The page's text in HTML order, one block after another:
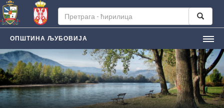
ОПШТИНА ЉУБОВИЈА
НАСЛОВНА
ЉУБОВИЈA
Лична карта града
Историјат